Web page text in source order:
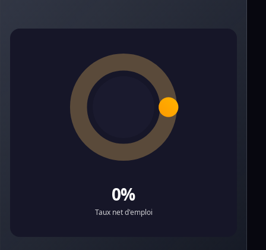
0%
Taux net d'emploi